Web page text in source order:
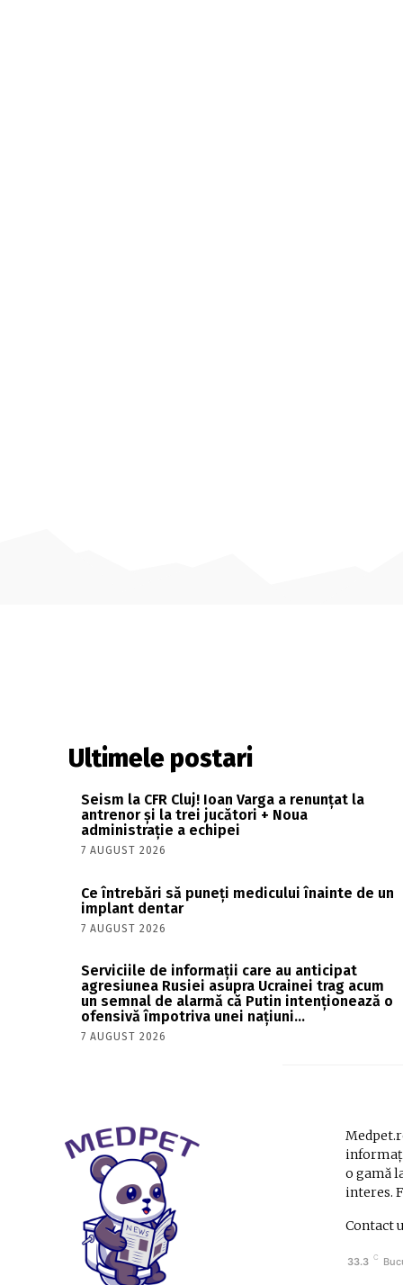
Ultimele postari
Seism la CFR Cluj! Ioan Varga a renunțat la
antrenor și la trei jucători + Noua
administrație a echipei
7 AUGUST 2026
Ce întrebări să puneți medicului înainte de un
implant dentar
7 AUGUST 2026
Serviciile de informații care au anticipat
agresiunea Rusiei asupra Ucrainei trag acum
un semnal de alarmă că Putin intenționează o
ofensivă împotriva unei națiuni...
7 AUGUST 2026
o gamă
interes.
Contact
33.3 C